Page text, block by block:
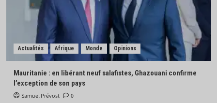
Actualités Afrique Monde Opinions
Mauritanie : en libérant neuf salafistes, Ghazouani confirme
l’exception de son pays
Samuel Prévost 0